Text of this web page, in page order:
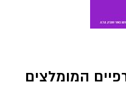
המומלצים